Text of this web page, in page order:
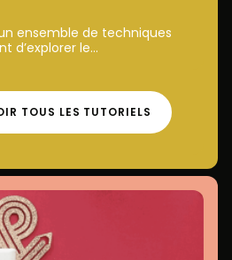
ensemble de techniques
d’explorer le...
TOUS LES TUTORIELS